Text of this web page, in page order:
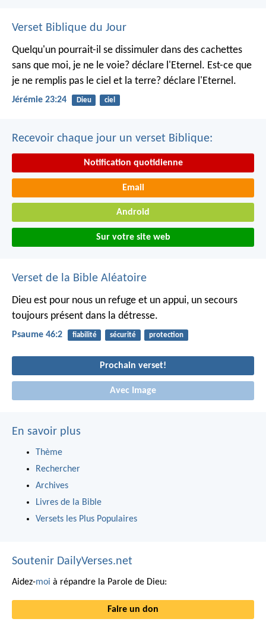
Verset Biblique du Jour
Quelqu'un pourrait-il se dissimuler dans des cachettes
sans que moi, je ne le voie? déclare l'Eternel. Est-ce que
je ne remplis pas le ciel et la terre? déclare l'Eternel.
Jérémie 23:24 Dieu ciel
Recevoir chaque jour un verset Biblique:
Notification quotidienne
Email
Android
Sur votre site web
Verset de la Bible Aléatoire
Dieu est pour nous un refuge et un appui, un secours
toujours présent dans la détresse.
Psaume 46:2 fiabilité sécurité protection
Prochain verset!
Avec Image
En savoir plus
Thème
Rechercher
Archives
Livres de la Bible
Versets les Plus Populaires
Soutenir DailyVerses.net
Aidez-moi à répandre la Parole de Dieu:
Faire un don